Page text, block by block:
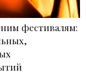
фестивалям: